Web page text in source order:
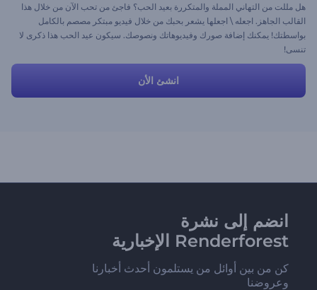
هل مللت من التهاني المملة والمتكررة بعيد الحب؟ فاجئ من تحب الآن من خلال هذا
القالب الجاهز. اجعله \ اجعلها يشعر بحبك من خلال فيديو مبتكر مصصم بالكامل
بواسطتك! يمكنك إضافة صورك وفيديوهاتك ونصوصك. سيكون عيد الحب هذا ذكرى لا
تنسى!
انشئ الأن
انضم إلى نشرة
Renderforest الإخبارية
كن من بين أوائل من يستلمون أحدث أخبارنا
وعروضنا